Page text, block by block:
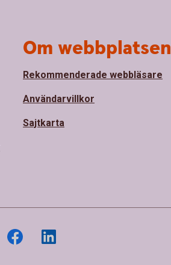
Om webbplatsen
Rekommenderade webbläsare
Användarvillkor
Sajtkarta